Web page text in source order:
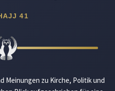
41
Meinungen zu Kirche, Politik und